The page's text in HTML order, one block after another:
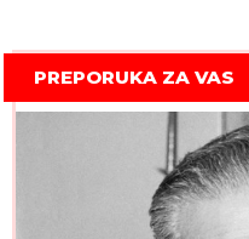
PREPORUKA ZA VAS